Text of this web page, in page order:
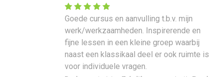
Goede cursus en aanvulling t.b.v. mijn
werk/werkzaamheden. Inspirerende en
fijne lessen in een kleine groep waarbij
naast een klassikaal deel er ook ruimte is
voor individuele vragen.